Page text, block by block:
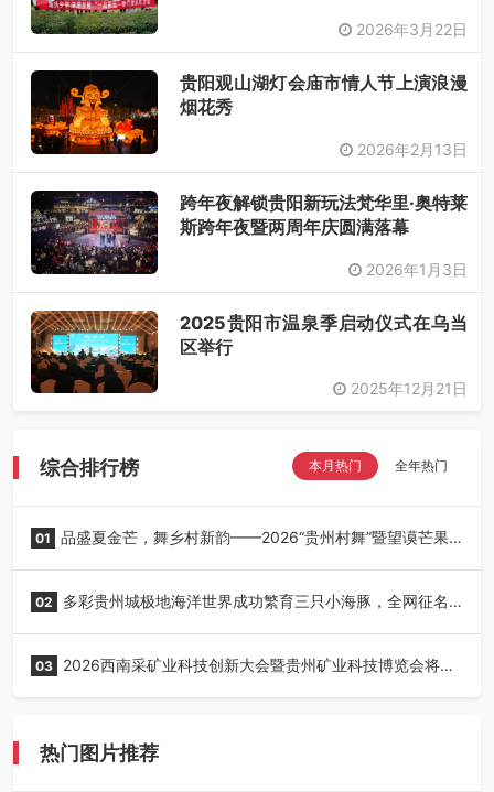
2026年3月22日
贵阳观山湖灯会庙市情人节上演浪漫
烟花秀
2026年2月13日
跨年夜解锁贵阳新玩法梵华里·奥特莱
斯跨年夜暨两周年庆圆满落幕
2026年1月3日
2025贵阳市温泉季启动仪式在乌当
区举行
2025年12月21日
综合排行榜 本月热门 全年热门
01 品盛夏金芒，舞乡村新韵——2026“贵州村舞”暨望谟芒果
02 多彩贵州城极地海洋世界成功繁育三只小海豚，全网征名
03 2026西南采矿业科技创新大会暨贵州矿业科技博览会将在
热门图片推荐